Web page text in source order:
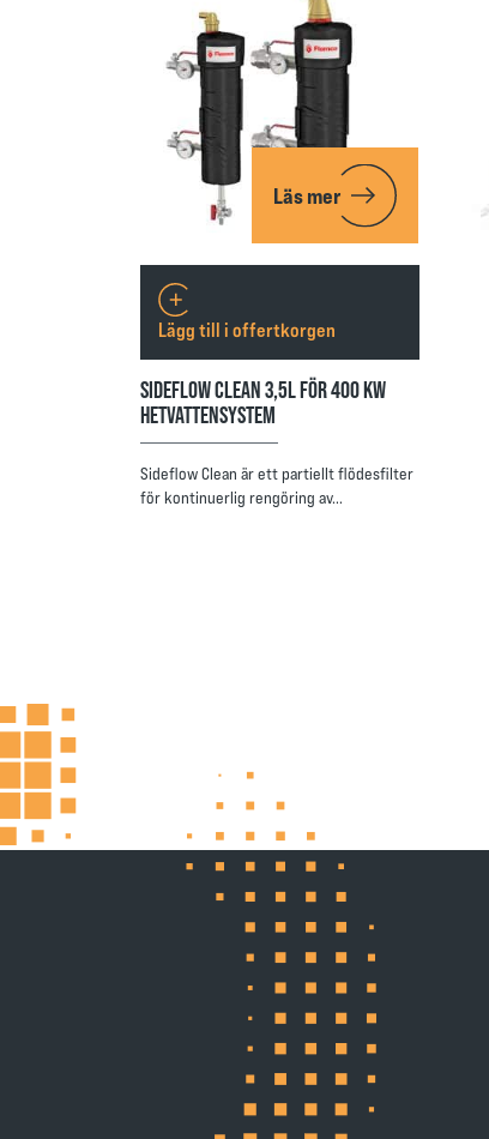
Läs mer
SIDEFLOW CLEAN 3,5L FÖR 400 KW
HETVATTENSYSTEM
Sideflow Clean är ett partiellt flödesfilter
för kontinuerlig rengöring av…
Lägg till i offertkorgen